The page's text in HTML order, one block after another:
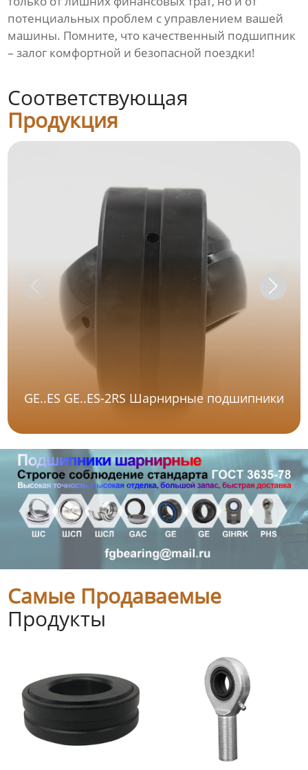
потенциальных проблем с управлением вашей
машины. Помните, что качественный подшипник
– залог комфортной и безопасной поездки!
Соответствующая
Продукция
GE..ES GE..ES-2RS Шарнирные подшипники
Самые Продаваемые
Продукты